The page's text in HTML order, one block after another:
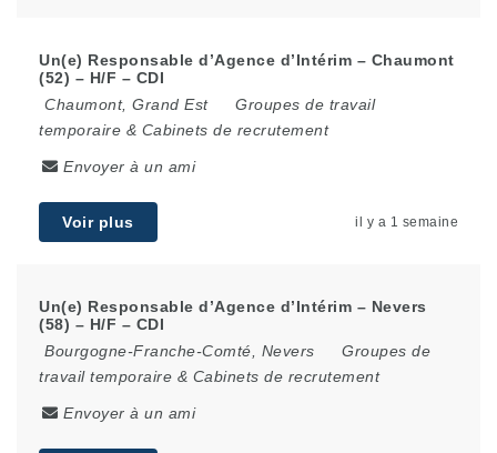
Un(e) Responsable d’Agence d’Intérim – Chaumont
(52) – H/F – CDI
Chaumont, Grand Est
Groupes de travail
temporaire & Cabinets de recrutement
Envoyer à un ami
Voir plus il y a 1 semaine
Un(e) Responsable d’Agence d’Intérim – Nevers
(58) – H/F – CDI
Bourgogne-Franche-Comté
Nevers
Groupes de
travail temporaire & Cabinets de recrutement
Envoyer à un ami